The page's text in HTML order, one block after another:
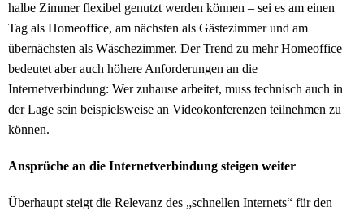
halbe Zimmer flexibel genutzt werden können – sei es am einen
Tag als Homeoffice, am nächsten als Gästezimmer und am
übernächsten als Wäschezimmer. Der Trend zu mehr Homeoffice
bedeutet aber auch höhere Anforderungen an die
Internetverbindung: Wer zuhause arbeitet, muss technisch auch in
der Lage sein beispielsweise an Videokonferenzen teilnehmen zu
können.
Ansprüche an die Internetverbindung steigen weiter
Überhaupt steigt die Relevanz des „schnellen Internets“ für den